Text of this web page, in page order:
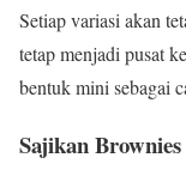
Setiap variasi akan
tetap menjadi pusat
bentuk mini sebagai
Sajikan